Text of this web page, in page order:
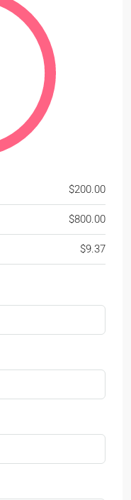
$200.00
$800.00
$9.37